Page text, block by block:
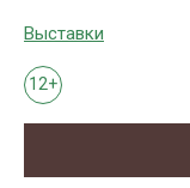
Выставки
12+